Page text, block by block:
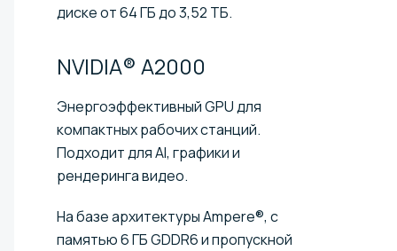
диске от 64 ГБ до 3,52 ТБ.
NVIDIA® A2000
Энергоэффективный GPU для
компактных рабочих станций.
Подходит для AI, графики и
рендеринга видео.
На базе архитектуры Ampere®, с
памятью 6 ГБ GDDR6 и пропускной